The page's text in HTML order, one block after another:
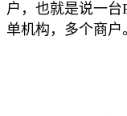
户，也就是说一台
单机构，多个商户